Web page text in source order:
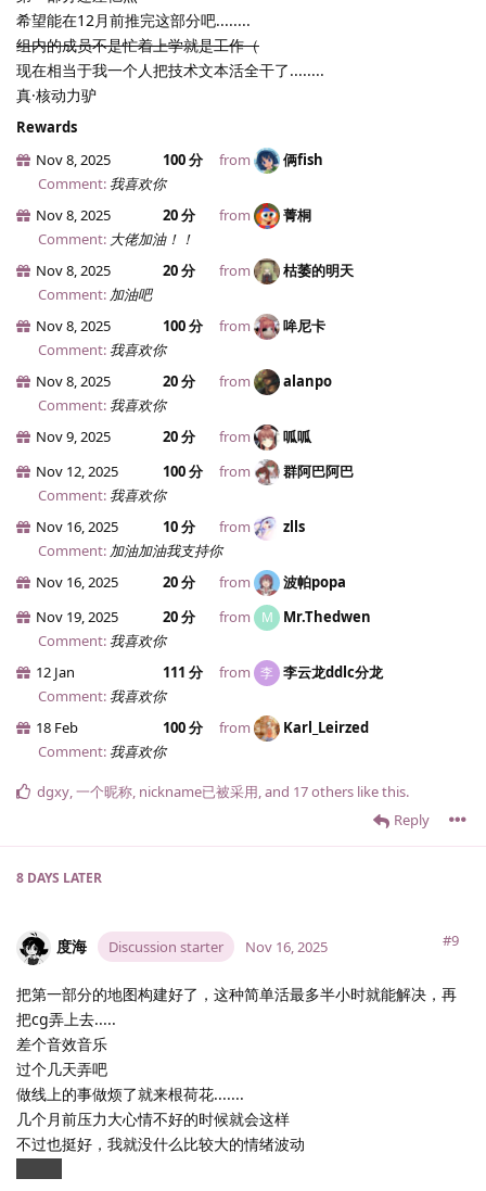
希望能在12月前推完这部分吧........
组内的成员不是忙着上学就是工作（
现在相当于我一个人把技术文本活全干了........
真·核动力驴
Rewards
Nov 8, 2025
100 分 from
俩fish
Comment: 我喜欢你
Nov 8, 2025
20 分 from
菁桐
Comment: 大佬加油！！
Nov 8, 2025
20 分 from
枯萎的明天
Comment: 加油吧
Nov 8, 2025
100 分 from
哞尼卡
Comment: 我喜欢你
Nov 8, 2025
20 分 from
alanpo
Comment: 我喜欢你
Nov 9, 2025
20 分 from
呱呱
Nov 12, 2025
100 分 from
群阿巴阿巴
Comment: 我喜欢你
Nov 16, 2025
10 分 from
zlls
Comment: 加油加油我支持你
Nov 16, 2025
20 分 from
波帕popa
Nov 19, 2025
20 分 from M
Mr.​Thedwen
Comment: 我喜欢你
12 Jan
111 分 from 李 李云龙ddlc分龙
Comment: 我喜欢你
18 Feb
100 分 from
Karl_Leirzed
Comment: 我喜欢你
Reply
dgxy,一个昵称, nickname已被采用, and 17others like this.
8 DAYS LATER
度海 Discussion starter #9
Nov 16, 2025
把第一部分的地图构建好了，这种简单活最多半小时就能解决，再
把cg弄上去.....
差个音效音乐
过个几天弄吧
做线上的事做烦了就来根荷花.......
几个月前压力大心情不好的时候就会这样
不过也挺好，我就没什么比较大的情绪波动